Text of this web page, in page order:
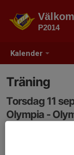
Kalender
P2014
Träning
Torsdag 11
Olympia -